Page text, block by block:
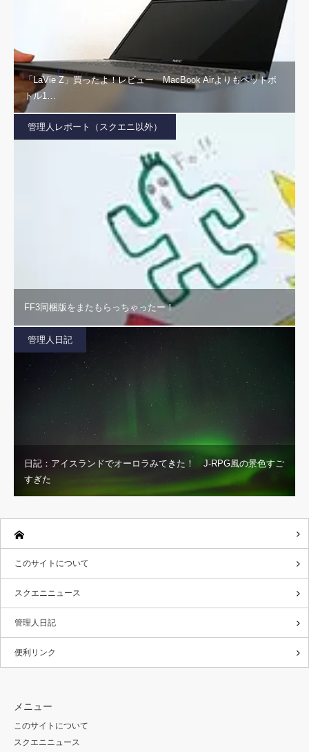
「LaVie Z」買ったよ！レビュー MacBook Airよりもペットボ
トル1…
管理人レポート（スクエニ以外）
FF3同梱版をまたもらっちゃったー！
管理人日記
日記：アイスランドでオーロラみてきた！ J-RPG風の景色すご
すぎた
このサイトについて
スクエニニュース
管理人日記
便利リンク
メニュー
このサイトについて
スクエニニュース